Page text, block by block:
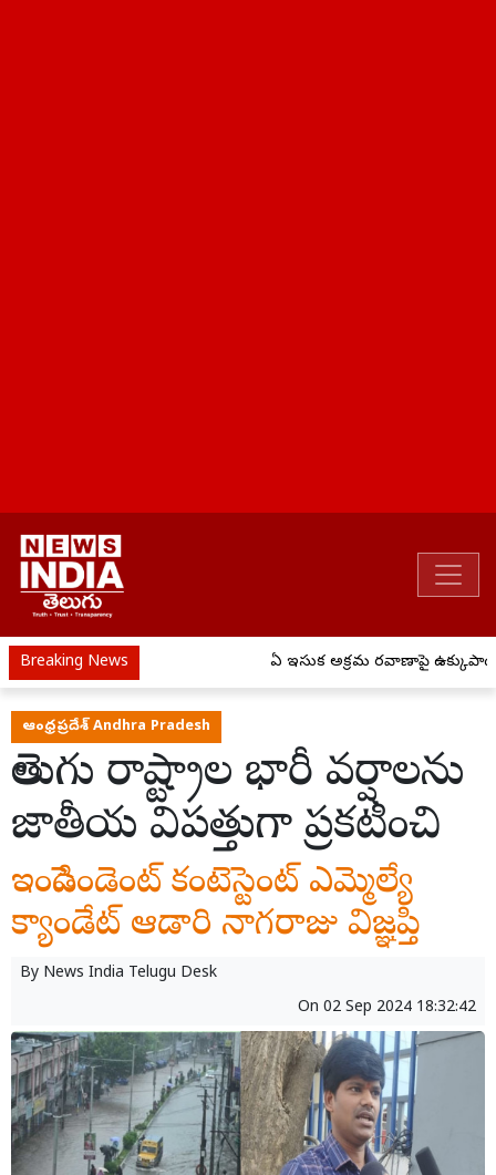
Breaking News ఏపీ ఇసుక అక్రమ రవాణాపై ఉక్కుపాదం..
ఆంధ్రప్రదేశ్ Andhra Pradesh
తెలుగు రాష్ట్రాల భారీ వర్షాలను
జాతీయ విపత్తుగా ప్రకటించి
ఇండిపెండెంట్ కంటెస్టెంట్ ఎమ్మెల్యే
క్యాండేట్ ఆడారి నాగరాజు విజ్ఞప్తి
By News India Telugu Desk
On 02 Sep 2024 18:32:42